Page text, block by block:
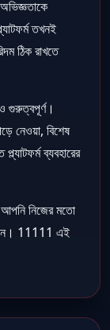
তখনই
ঠিক রাখতে
গুরুত্বপূর্ণ।
নেওয়া, বিশেষ
ব্যবহারের
আপনি নিজের মতো
11111 এই